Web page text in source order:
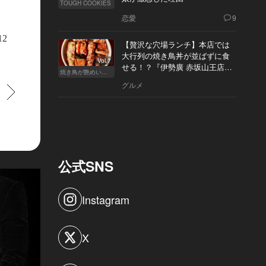
TOUGH COOKIES
恋愛 9
Vol.7
焼き鳥が艶めいてきた
【贅沢な穴場ランチ】本店では
大行列の焼き鳥丼が並ばずに食
せる！？『伊勢廣 赤坂山王店』
グルメ
公式SNS
Instagram
X